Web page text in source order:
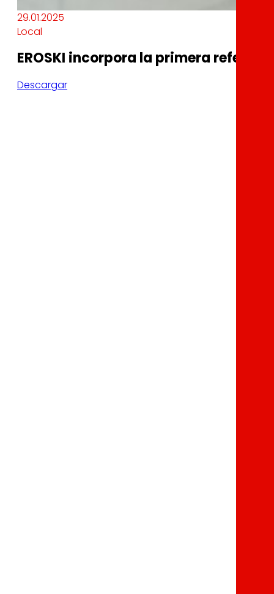
29.01.2025
Local
EROSKI incorpora la primera
Descargar